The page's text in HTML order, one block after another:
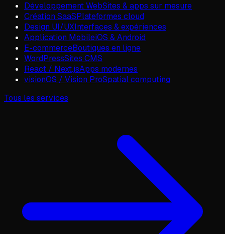
Développement WebSites & apps sur mesure
Création SaaSPlateformes cloud
Design UI/UXInterfaces & expériences
Application MobileiOS & Android
E-commerceBoutiques en ligne
WordPressSites CMS
React / Next.jsApps modernes
visionOS / Vision ProSpatial computing
Tous les services